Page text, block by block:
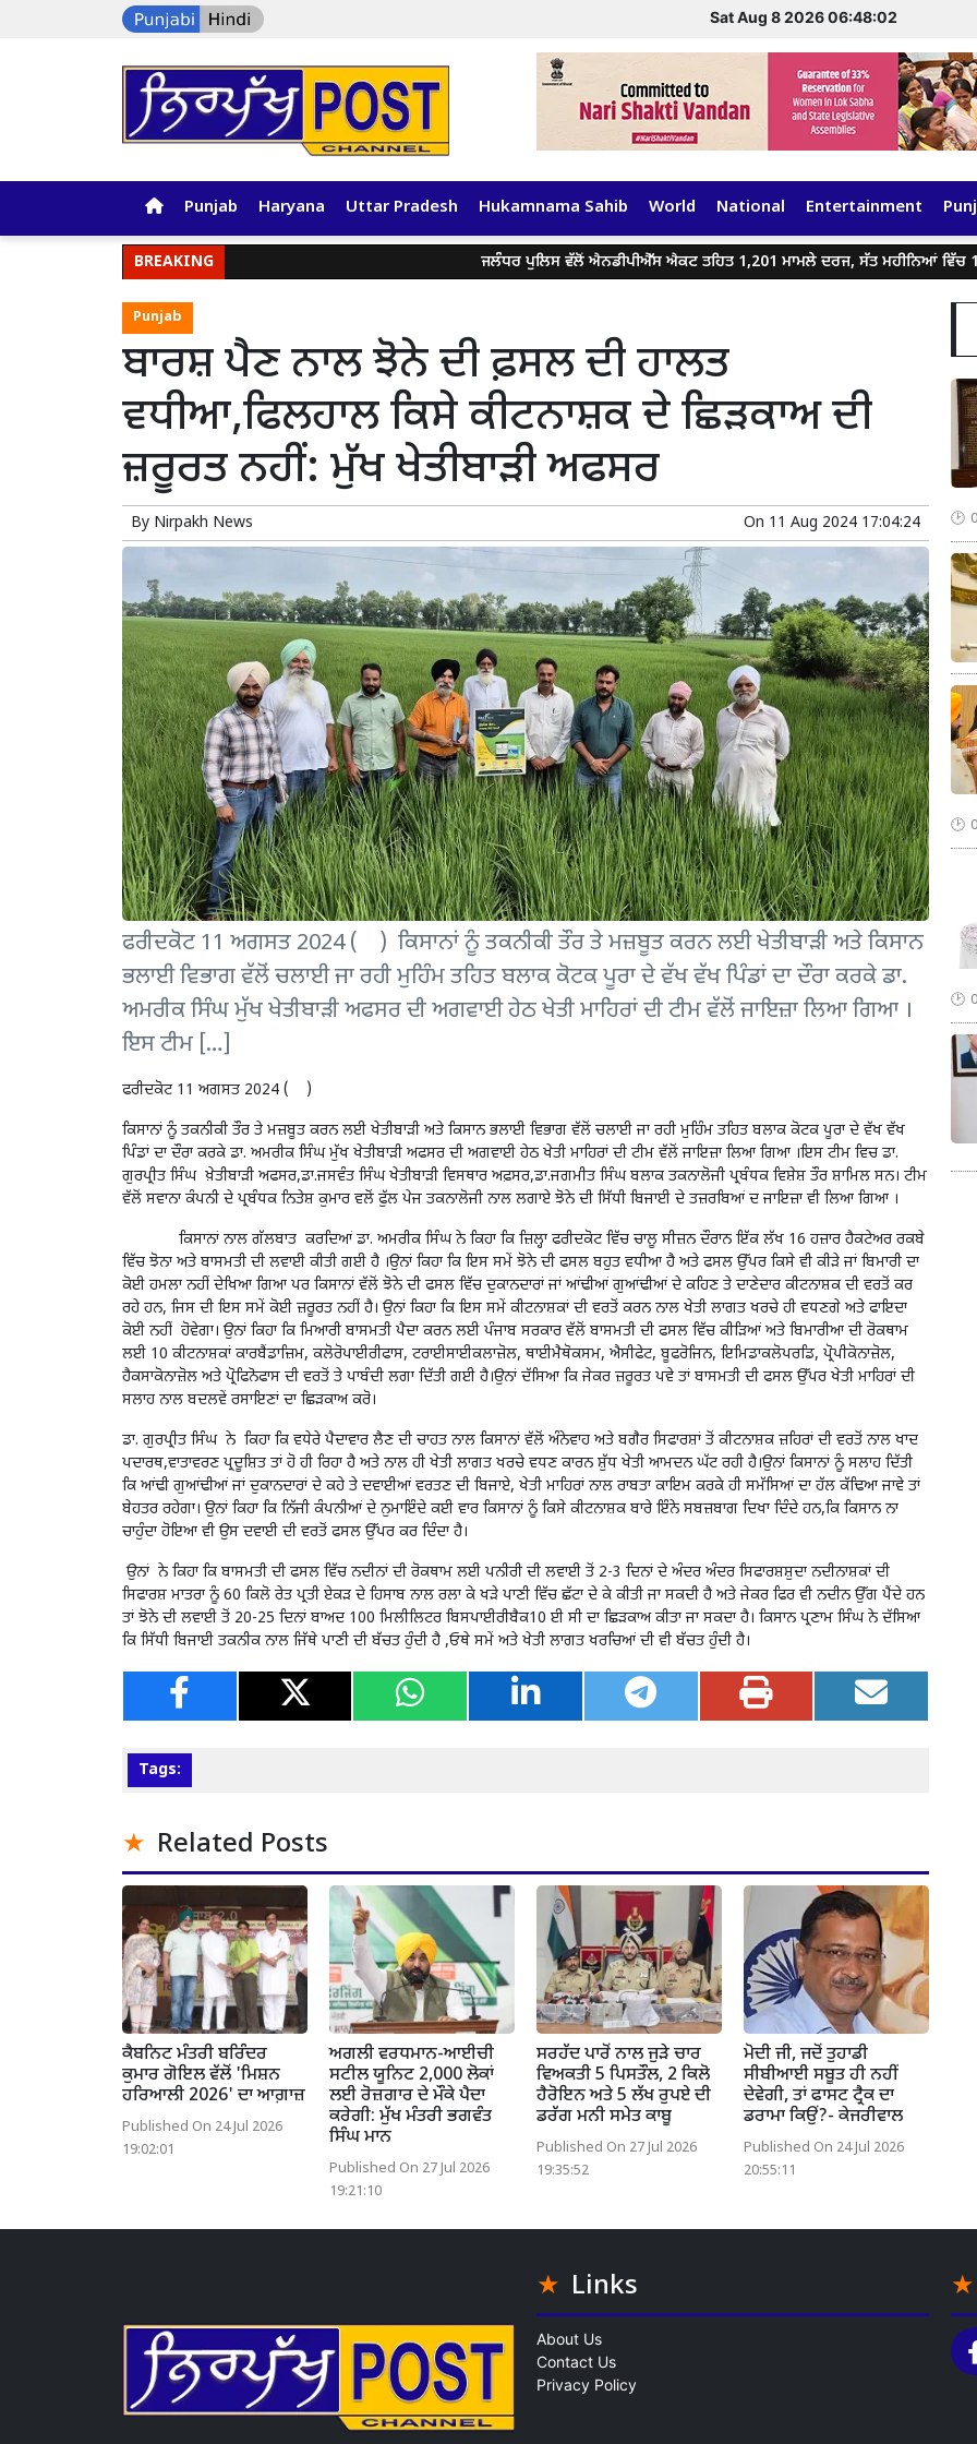
Sat Aug 8 2026 06:48:03
Punjab Haryana Uttar Pradesh Hukamnama Sahib World National Entertainment
BREAKING ਜਲੰਧਰ ਪੁਲਿਸ ਵੱਲੋਂ ਐਨਡੀਪੀਐੱਸ ਐਕਟ ਤਹਿਤ 1,201 ਮਾਮਲੇ ਦਰਜ, ਸੱਤ ਮਹੀਨਿਆਂ ਵਿੱਚ 1,440
Punjab
ਬਾਰਸ਼ ਪੈਣ ਨਾਲ ਝੋਨੇ ਦੀ ਫ਼ਸਲ ਦੀ ਹਾਲਤ
ਵਧੀਆ,ਫਿਲਹਾਲ ਕਿਸੇ ਕੀਟਨਾਸ਼ਕ ਦੇ ਛਿੜਕਾਅ ਦੀ
ਜ਼ਰੂਰਤ ਨਹੀਂ: ਮੁੱਖ ਖੇਤੀਬਾੜੀ ਅਫਸਰ
By Nirpakh News On 11 Aug 2024 17:04:24
ਫਰੀਦਕੋਟ 11 ਅਗਸਤ 2024 ( ) ਕਿਸਾਨਾਂ ਨੂੰ ਤਕਨੀਕੀ ਤੌਰ ਤੇ ਮਜ਼ਬੂਤ ਕਰਨ ਲਈ ਖੇਤੀਬਾੜੀ ਅਤੇ ਕਿਸਾਨ
ਭਲਾਈ ਵਿਭਾਗ ਵੱਲੋਂ ਚਲਾਈ ਜਾ ਰਹੀ ਮੁਹਿੰਮ ਤਹਿਤ ਬਲਾਕ ਕੋਟਕ ਪੂਰਾ ਦੇ ਵੱਖ ਵੱਖ ਪਿੰਡਾਂ ਦਾ ਦੌਰਾ ਕਰਕੇ ਡਾ.
ਅਮਰੀਕ ਸਿੰਘ ਮੁੱਖ ਖੇਤੀਬਾੜੀ ਅਫਸਰ ਦੀ ਅਗਵਾਈ ਹੇਠ ਖੇਤੀ ਮਾਹਿਰਾਂ ਦੀ ਟੀਮ ਵੱਲੋਂ ਜਾਇਜ਼ਾ ਲਿਆ ਗਿਆ ।
ਇਸ ਟੀਮ […]
ਫਰੀਦਕੋਟ 11 ਅਗਸਤ 2024 ( )
ਕਿਸਾਨਾਂ ਨੂੰ ਤਕਨੀਕੀ ਤੌਰ ਤੇ ਮਜ਼ਬੂਤ ਕਰਨ ਲਈ ਖੇਤੀਬਾੜੀ ਅਤੇ ਕਿਸਾਨ ਭਲਾਈ ਵਿਭਾਗ ਵੱਲੋਂ ਚਲਾਈ ਜਾ ਰਹੀ ਮੁਹਿੰਮ ਤਹਿਤ ਬਲਾਕ ਕੋਟਕ ਪੂਰਾ ਦੇ ਵੱਖ ਵੱਖ
ਪਿੰਡਾਂ ਦਾ ਦੌਰਾ ਕਰਕੇ ਡਾ. ਅਮਰੀਕ ਸਿੰਘ ਮੁੱਖ ਖੇਤੀਬਾੜੀ ਅਫਸਰ ਦੀ ਅਗਵਾਈ ਹੇਠ ਖੇਤੀ ਮਾਹਿਰਾਂ ਦੀ ਟੀਮ ਵੱਲੋਂ ਜਾਇਜ਼ਾ ਲਿਆ ਗਿਆ ।ਇਸ ਟੀਮ ਵਿਚ ਡਾ.
ਗੁਰਪ੍ਰੀਤ ਸਿੰਘ ਖ਼ੇਤੀਬਾੜੀ ਅਫਸਰ,ਡਾ.ਜਸਵੰਤ ਸਿੰਘ ਖੇਤੀਬਾੜੀ ਵਿਸਥਾਰ ਅਫ਼ਸਰ,ਡਾ.ਜਗਮੀਤ ਸਿੰਘ ਬਲਾਕ ਤਕਨਾਲੋਜੀ ਪ੍ਰਬੰਧਕ ਵਿਸ਼ੇਸ਼ ਤੌਰ ਸ਼ਾਮਿਲ ਸਨ। ਟੀਮ
ਵੱਲੋਂ ਸਵਾਨਾ ਕੰਪਨੀ ਦੇ ਪ੍ਰਬੰਧਕ ਨਿਤੇਸ਼ ਕੁਮਾਰ ਵਲੋਂ ਫੁੱਲ ਪੇਜ ਤਕਨਾਲੋਜੀ ਨਾਲ ਲਗਾਏ ਝੋਨੇ ਦੀ ਸਿੱਧੀ ਬਿਜਾਈ ਦੇ ਤਜ਼ਰਬਿਆਂ ਦ ਜਾਇਜ਼ਾ ਵੀ ਲਿਆ ਗਿਆ ।
ਕਿਸਾਨਾਂ ਨਾਲ ਗੱਲਬਾਤ ਕਰਦਿਆਂ ਡਾ. ਅਮਰੀਕ ਸਿੰਘ ਨੇ ਕਿਹਾ ਕਿ ਜ਼ਿਲ੍ਹਾ ਫਰੀਦਕੋਟ ਵਿੱਚ ਚਾਲੂ ਸੀਜ਼ਨ ਦੌਰਾਨ ਇੱਕ ਲੱਖ 16 ਹਜ਼ਾਰ ਹੈਕਟੇਅਰ ਰਕਬੇ
ਵਿੱਚ ਝੋਨਾ ਅਤੇ ਬਾਸਮਤੀ ਦੀ ਲਵਾਈ ਕੀਤੀ ਗਈ ਹੈ ।ਉਨਾਂ ਕਿਹਾ ਕਿ ਇਸ ਸਮੇਂ ਝੋਨੇ ਦੀ ਫਸਲ ਬਹੁਤ ਵਧੀਆ ਹੈ ਅਤੇ ਫਸਲ ਉੱਪਰ ਕਿਸੇ ਵੀ ਕੀੜੇ ਜਾਂ ਬਿਮਾਰੀ ਦਾ
ਕੋਈ ਹਮਲਾ ਨਹੀਂ ਦੇਖਿਆ ਗਿਆ ਪਰ ਕਿਸਾਨਾਂ ਵੱਲੋਂ ਝੋਨੇ ਦੀ ਫਸਲ ਵਿੱਚ ਦੁਕਾਨਦਾਰਾਂ ਜਾਂ ਆਂਢੀਆਂ ਗੁਆਂਢੀਆਂ ਦੇ ਕਹਿਣ ਤੇ ਦਾਣੇਦਾਰ ਕੀਟਨਾਸ਼ਕ ਦੀ ਵਰਤੋਂ ਕਰ
ਰਹੇ ਹਨ, ਜਿਸ ਦੀ ਇਸ ਸਮੇਂ ਕੋਈ ਜ਼ਰੂਰਤ ਨਹੀਂ ਹੈ। ਉਨਾਂ ਕਿਹਾ ਕਿ ਇਸ ਸਮੇਂ ਕੀਟਨਾਸ਼ਕਾਂ ਦੀ ਵਰਤੋਂ ਕਰਨ ਨਾਲ ਖੇਤੀ ਲਾਗਤ ਖਰਚੇ ਹੀ ਵਧਣਗੇ ਅਤੇ ਫਾਇਦਾ
ਕੋਈ ਨਹੀਂ ਹੋਵੇਗਾ। ਉਨਾਂ ਕਿਹਾ ਕਿ ਮਿਆਰੀ ਬਾਸਮਤੀ ਪੈਦਾ ਕਰਨ ਲਈ ਪੰਜਾਬ ਸਰਕਾਰ ਵੱਲੋਂ ਬਾਸਮਤੀ ਦੀ ਫਸਲ ਵਿੱਚ ਕੀੜਿਆਂ ਅਤੇ ਬਿਮਾਰੀਆ ਦੀ ਰੋਕਥਾਮ
ਲਈ 10 ਕੀਟਨਾਸ਼ਕਾਂ ਕਾਰਬੈਂਡਾਜ਼ਿਮ, ਕਲੋਰੋਪਾਈਰੀਫਾਸ, ਟਰਾਈਸਾਈਕਲਾਜ਼ੋਲ, ਥਾਈਮੈਥੋਕਸਮ, ਐਸੀਫੇਟ, ਬੂਫਰੋਜਿਨ, ਇਮਿਡਾਕਲੋਪਰਡਿ, ਪ੍ਰੋਪੀਕੋਨਾਜ਼ੋਲ,
ਹੈਕਸਾਕੋਨਾਜ਼ੋਲ ਅਤੇ ਪ੍ਰੋਫਿਨੋਫਾਸ ਦੀ ਵਰਤੋਂ ਤੇ ਪਾਬੰਦੀ ਲਗਾ ਦਿੱਤੀ ਗਈ ਹੈ।ਉਨਾਂ ਦੱਸਿਆ ਕਿ ਜੇਕਰ ਜ਼ਰੂਰਤ ਪਵੇ ਤਾਂ ਬਾਸਮਤੀ ਦੀ ਫਸਲ ਉੱਪਰ ਖੇਤੀ ਮਾਹਿਰਾਂ ਦੀ
ਸਲਾਹ ਨਾਲ ਬਦਲਵੇਂ ਰਸਾਇਣਾਂ ਦਾ ਛਿੜਕਾਅ ਕਰੋ।
ਡਾ. ਗੁਰਪ੍ਰੀਤ ਸਿੰਘ ਨੇ ਕਿਹਾ ਕਿ ਵਧੇਰੇ ਪੈਦਾਵਾਰ ਲੈਣ ਦੀ ਚਾਹਤ ਨਾਲ ਕਿਸਾਨਾਂ ਵੱਲੋਂ ਅੰਨੇਵਾਹ ਅਤੇ ਬਗੈਰ ਸਿਫਾਰਸ਼ਾਂ ਤੋਂ ਕੀਟਨਾਸ਼ਕ ਜ਼ਹਿਰਾਂ ਦੀ ਵਰਤੋਂ ਨਾਲ ਖਾਦ
ਪਦਾਰਥ,ਵਾਤਾਵਰਣ ਪ੍ਰਦੂਸ਼ਿਤ ਤਾਂ ਹੋ ਹੀ ਰਿਹਾ ਹੈ ਅਤੇ ਨਾਲ ਹੀ ਖੇਤੀ ਲਾਗਤ ਖਰਚੇ ਵਧਣ ਕਾਰਨ ਸ਼ੁੱਧ ਖੇਤੀ ਆਮਦਨ ਘੱਟ ਰਹੀ ਹੈ।ਉਨਾਂ ਕਿਸਾਨਾਂ ਨੂੰ ਸਲਾਹ ਦਿੱਤੀ
ਕਿ ਆਂਢੀ ਗੁਆਂਢੀਆਂ ਜਾਂ ਦੁਕਾਨਦਾਰਾਂ ਦੇ ਕਹੇ ਤੇ ਦਵਾਈਆਂ ਵਰਤਣ ਦੀ ਬਿਜਾਏ, ਖੇਤੀ ਮਾਹਿਰਾਂ ਨਾਲ ਰਾਬਤਾ ਕਾਇਮ ਕਰਕੇ ਹੀ ਸਮੱਸਿਆਂ ਦਾ ਹੱਲ ਕੱਢਿਆ ਜਾਵੇ ਤਾਂ
ਬੇਹਤਰ ਰਹੇਗਾ। ਉਨਾਂ ਕਿਹਾ ਕਿ ਨਿੱਜੀ ਕੰਪਨੀਆਂ ਦੇ ਨੁਮਾਇੰਦੇ ਕਈ ਵਾਰ ਕਿਸਾਨਾਂ ਨੂੰ ਕਿਸੇ ਕੀਟਨਾਸ਼ਕ ਬਾਰੇ ਇੰਨੇ ਸਬਜ਼ਬਾਗ ਦਿਖਾ ਦਿੰਦੇ ਹਨ,ਕਿ ਕਿਸਾਨ ਨਾ
ਚਾਹੁੰਦਾ ਹੋਇਆ ਵੀ ਉਸ ਦਵਾਈ ਦੀ ਵਰਤੋਂ ਫਸਲ ਉੱਪਰ ਕਰ ਦਿੰਦਾ ਹੈ।
ਉਨਾਂ ਨੇ ਕਿਹਾ ਕਿ ਬਾਸਮਤੀ ਦੀ ਫਸਲ ਵਿੱਚ ਨਦੀਨਾਂ ਦੀ ਰੋਕਥਾਮ ਲਈ ਪਨੀਰੀ ਦੀ ਲਵਾਈ ਤੋਂ 2-3 ਦਿਨਾਂ ਦੇ ਅੰਦਰ ਅੰਦਰ ਸਿਫਾਰਸ਼ਸ਼ੁਦਾ ਨਦੀਨਾਸ਼ਕਾਂ ਦੀ
ਸਿਫਾਰਸ਼ ਮਾਤਰਾ ਨੂੰ 60 ਕਿਲੋ ਰੇਤ ਪ੍ਰਤੀ ਏਕੜ ਦੇ ਹਿਸਾਬ ਨਾਲ ਰਲਾ ਕੇ ਖੜੇ ਪਾਣੀ ਵਿੱਚ ਛੱਟਾ ਦੇ ਕੇ ਕੀਤੀ ਜਾ ਸਕਦੀ ਹੈ ਅਤੇ ਜੇਕਰ ਫਿਰ ਵੀ ਨਦੀਨ ਉੱਗ ਪੈਂਦੇ ਹਨ
ਤਾਂ ਝੋਨੇ ਦੀ ਲਵਾਈ ਤੋਂ 20-25 ਦਿਨਾਂ ਬਾਅਦ 100 ਮਿਲੀਲਿਟਰ ਬਿਸਪਾਈਰੀਬੈਕ10 ਈ ਸੀ ਦਾ ਛਿੜਕਾਅ ਕੀਤਾ ਜਾ ਸਕਦਾ ਹੈ। ਕਿਸਾਨ ਪ੍ਰਣਾਮ ਸਿੰਘ ਨੇ ਦੱਸਿਆ
ਕਿ ਸਿੱਧੀ ਬਿਜਾਈ ਤਕਨੀਕ ਨਾਲ ਜਿੱਥੇ ਪਾਣੀ ਦੀ ਬੱਚਤ ਹੁੰਦੀ ਹੈ ,ਓਥੇ ਸਮੇਂ ਅਤੇ ਖੇਤੀ ਲਾਗਤ ਖਰਚਿਆਂ ਦੀ ਵੀ ਬੱਚਤ ਹੁੰਦੀ ਹੈ।
Tags:
Related Posts
ਕੈਬਨਿਟ ਮੰਤਰੀ ਬਰਿੰਦਰ
ਕੁਮਾਰ ਗੋਇਲ ਵੱਲੋਂ 'ਮਿਸ਼ਨ
ਹਰਿਆਲੀ 2026' ਦਾ ਆਗ਼ਾਜ਼
Published On 24 Jul 2026
19:02:01
ਅਗਲੀ ਵਰਧਮਾਨ-ਆਈਚੀ
ਸਟੀਲ ਯੂਨਿਟ 2,000 ਲੋਕਾਂ
ਲਈ ਰੋਜ਼ਗਾਰ ਦੇ ਮੌਕੇ ਪੈਦਾ
ਕਰੇਗੀ: ਮੁੱਖ ਮੰਤਰੀ ਭਗਵੰਤ
ਸਿੰਘ ਮਾਨ
Published On 27 Jul 2026
19:21:10
ਸਰਹੱਦ ਪਾਰੋਂ ਨਾਲ ਜੁੜੇ ਚਾਰ
ਵਿਅਕਤੀ 5 ਪਿਸਤੌਲ, 2 ਕਿਲੋ
ਹੈਰੋਇਨ ਅਤੇ 5 ਲੱਖ ਰੁਪਏ ਦੀ
ਡਰੱਗ ਮਨੀ ਸਮੇਤ ਕਾਬੂ
Published On 27 Jul 2026
19:35:52
ਮੋਦੀ ਜੀ, ਜਦੋਂ ਤੁਹਾਡੀ
ਸੀਬੀਆਈ ਸਬੂਤ ਹੀ ਨਹੀਂ
ਦੇਵੇਗੀ, ਤਾਂ ਫਾਸਟ ਟ੍ਰੈਕ ਦਾ
ਡਰਾਮਾ ਕਿਉਂ?- ਕੇਜਰੀਵਾਲ
Published On 24 Jul 2026
20:55:11
Links
About Us
Contact Us
Privacy Policy